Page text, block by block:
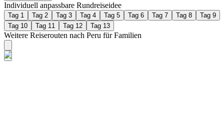
Individuell anpassbare Rundreiseidee
Tag 1 Tag 2 Tag 3 Tag 4 Tag 5 Tag 6 Tag 7 Tag 8
Tag 9
Tag 10
Tag 11 Tag 12 Tag 13
Weitere Reiserouten nach Peru für Familien